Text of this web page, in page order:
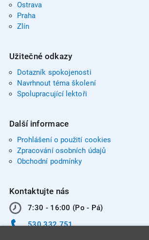
Ostrava
Praha
Zlín
Užitečné odkazy
Dotazník spokojenosti
Navrhnout téma školení
Spolupracující lektoři
Další informace
Prohlášení o použití cookies
Zpracování osobních údajů
Obchodní podmínky
Kontaktujte nás
7:30 - 16:00 (Po - Pá)
530 332 751